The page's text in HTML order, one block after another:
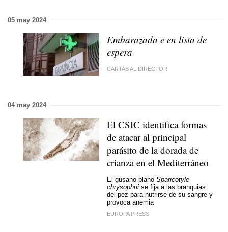
05 may 2024
Embarazada e en lista de
espera
CARTAS AL DIRECTOR
04 may 2024
El CSIC identifica formas
de atacar al principal
parásito de la dorada de
crianza en el Mediterráneo
El gusano plano Sparicotyle
chrysophrii se fija a las branquias
del pez para nutrirse de su sangre y
provoca anemia
EUROPA PRESS